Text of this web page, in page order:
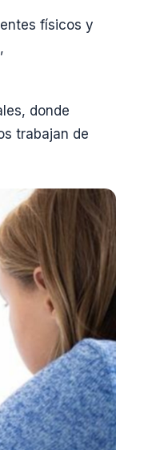
físicos y
donde
trabajan de